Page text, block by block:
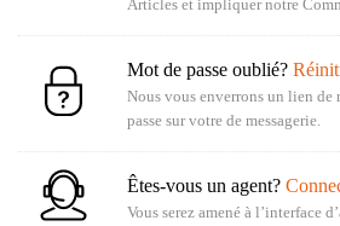
Articles et impliquer notre
Mot de passe oublié?
Nous vous enverrons un lien
passe sur votre de messagerie.
Êtes-vous un agent?
Vous serez amené à l’interface